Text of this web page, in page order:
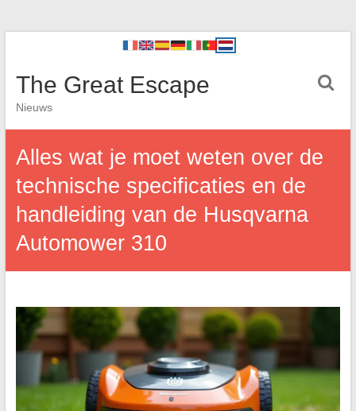
The Great Escape
Nieuws
Alles wat je moet weten over de
technische specificaties en de
handleiding van de Husqvarna
Automower 310